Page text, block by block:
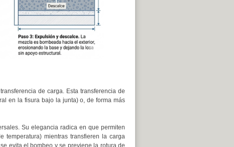
de carga. Esta transferencia de
en la fisura bajo la junta) o, de forma más
Su elegancia radica en que permiten
temperatura) mientras transfieren la carga